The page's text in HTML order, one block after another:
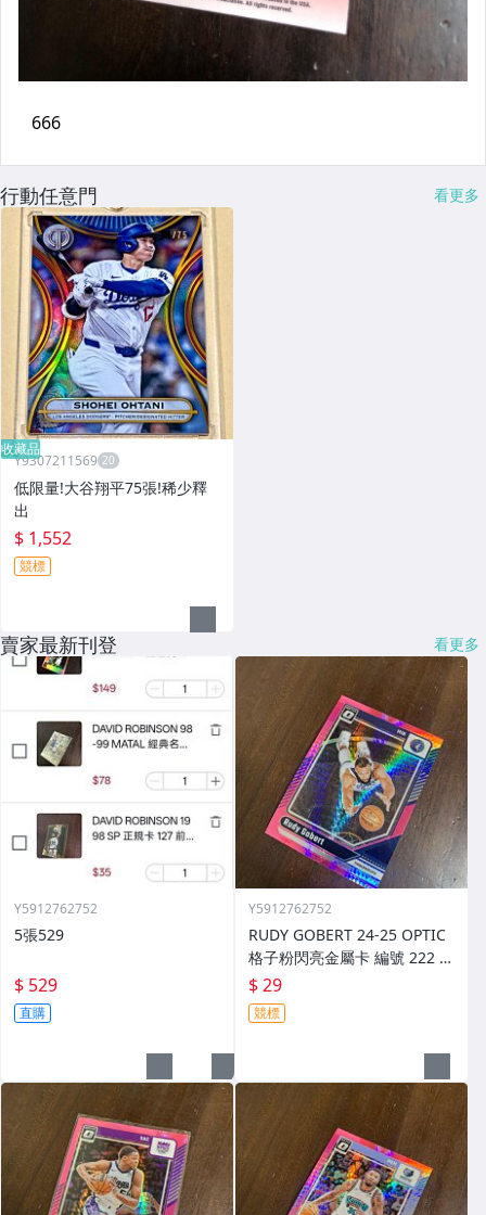
行動任意門 看更多
收藏品
Y9307211569
低限量!大谷翔平75張!稀少釋
出
$ 1,552
競標
賣家最新刊登 看更多
Y5912762752
5張529
$ 529
直購
Y5912762752
RUDY GOBERT 24-25 OPTIC
格子粉閃亮金屬卡 編號 222 前
後圖
$ 29
競標